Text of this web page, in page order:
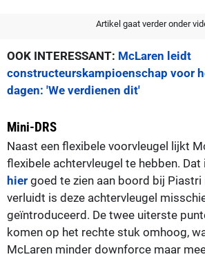
Artikel gaat verder onder
OOK INTERESSANT: McLaren leidt
constructeurskampioenschap voor
dagen: 'We verdienen dit'
Mini-DRS
Naast een flexibele voorvleugel lijkt
flexibele achtervleugel te hebben.
hier goed te zien aan boord bij Piastri
verluidt is deze achtervleugel
geïntroduceerd. De twee uiterste
komen op het rechte stuk omhoog,
McLaren minder downforce maar